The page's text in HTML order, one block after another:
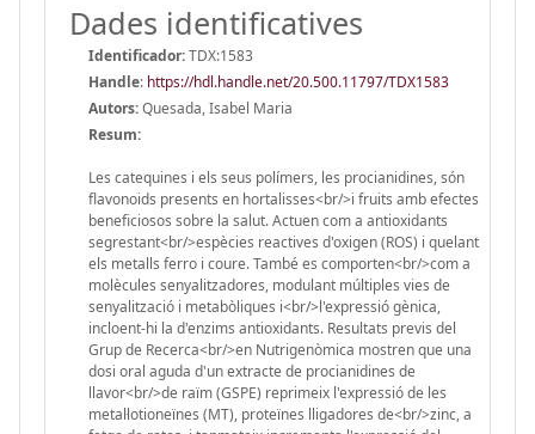
Dades identificatives
Identificador:TDX:1583
Handle: https://hdl.handle.net/20.500.11797/TDX1583
Autors:Quesada, Isabel Maria
Resum:
Les catequines i els seus polímers, les procianidines, són
flavonoids presents en hortalisses<br/>i fruits amb efectes
beneficiosos sobre la salut. Actuen com a antioxidants
segrestant<br/>espècies reactives d'oxigen (ROS) i quelant
els metalls ferro i coure. També es comporten<br/>com a
molècules senyalitzadores, modulant múltiples vies de
senyalització i metabòliques i<br/>l'expressió gènica,
incloent-hi la d'enzims antioxidants. Resultats previs del
Grup de Recerca<br/>en Nutrigenòmica mostren que una
dosi oral aguda d'un extracte de procianidines de
llavor<br/>de raïm (GSPE) reprimeix l'expressió de les
metal·lotioneïnes (MT), proteïnes lligadores de<br/>zinc, a